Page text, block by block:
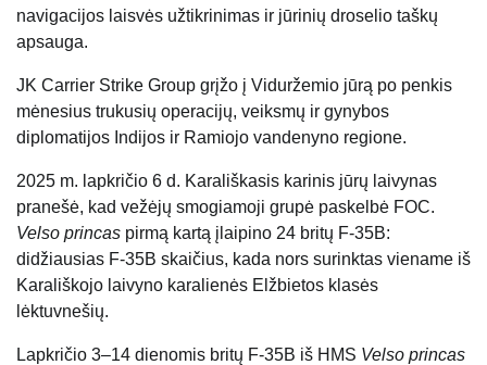
navigacijos laisvės užtikrinimas ir jūrinių droselio taškų
apsauga.
JK Carrier Strike Group grįžo į Viduržemio jūrą po penkis
mėnesius trukusių operacijų, veiksmų ir gynybos
diplomatijos Indijos ir Ramiojo vandenyno regione.
2025 m. lapkričio 6 d. Karališkasis karinis jūrų laivynas
pranešė, kad vežėjų smogiamoji grupė paskelbė FOC.
Velso princas pirmą kartą įlaipino 24 britų F-35B:
didžiausias F-35B skaičius, kada nors surinktas viename iš
Karališkojo laivyno karalienės Elžbietos klasės
lėktuvnešių.
Lapkričio 3–14 dienomis britų F-35B iš HMS Velso princas